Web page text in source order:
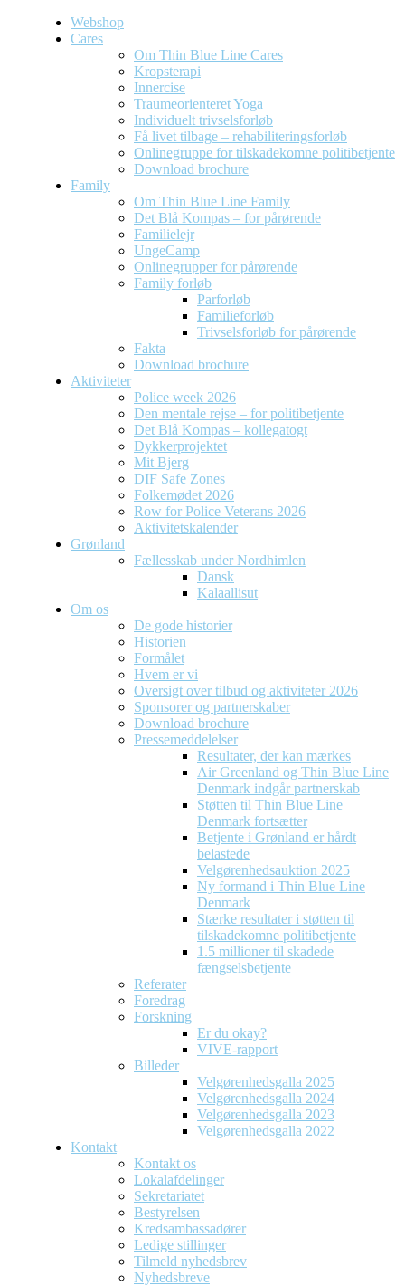
Webshop
Cares
Om Thin Blue Line Cares
Kropsterapi
Innercise
Traumeorienteret Yoga
Individuelt trivselsforløb
Få livet tilbage – rehabiliteringsforløb
Onlinegruppe for tilskadekomne politibetjente
Download brochure
Family
Om Thin Blue Line Family
Det Blå Kompas – for pårørende
Familielejr
UngeCamp
Onlinegrupper for pårørende
Family forløb
Parforløb
Familieforløb
Trivselsforløb for pårørende
Fakta
Download brochure
Aktiviteter
Police week 2026
Den mentale rejse – for politibetjente
Det Blå Kompas – kollegatogt
Dykkerprojektet
Mit Bjerg
DIF Safe Zones
Folkemødet 2026
Row for Police Veterans 2026
Aktivitetskalender
Grønland
Fællesskab under Nordhimlen
Dansk
Kalaallisut
Om os
De gode historier
Historien
Formålet
Hvem er vi
Oversigt over tilbud og aktiviteter 2026
Sponsorer og partnerskaber
Download brochure
Pressemeddelelser
Resultater, der kan mærkes
Air Greenland og Thin Blue Line
Denmark indgår partnerskab
Støtten til Thin Blue Line
Denmark fortsætter
Betjente i Grønland er hårdt
belastede
Velgørenhedsauktion 2025
Ny formand i Thin Blue Line
Denmark
Stærke resultater i støtten til
tilskadekomne politibetjente
1.5 millioner til skadede
fængselsbetjente
Referater
Foredrag
Forskning
Er du okay?
VIVE-rapport
Billeder
Velgørenhedsgalla 2025
Velgørenhedsgalla 2024
Velgørenhedsgalla 2023
Velgørenhedsgalla 2022
Kontakt
Kontakt os
Lokalafdelinger
Sekretariatet
Bestyrelsen
Kredsambassadører
Ledige stillinger
Tilmeld nyhedsbrev
Nyhedsbreve